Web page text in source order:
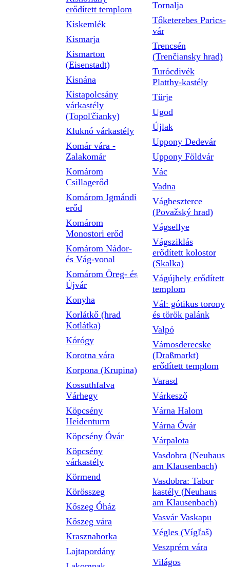
erődített templom
Kiskemlék
Kismarja
Kismarton
(Eisenstadt)
Kisnána
Kistapolcsány
várkastély
(Topol'čianky)
Kluknó várkastély
Komár vára -
Zalakomár
Komárom
Csillagerőd
Komárom Igmándi
erőd
Komárom
Monostori erőd
Komárom Nádor-
és Vág-vonal
Komárom Öreg- és
Újvár
Konyha
Korlátkő (hrad
Kotlátka)
Kórógy
Korotna vára
Korpona (Krupina)
Kossuthfalva
Várhegy
Köpcsény
Heidenturm
Köpcsény Óvár
Köpcsény
várkastély
Körmend
Körösszeg
Kőszeg Óház
Kőszeg vára
Krasznahorka
Lajtapordány
Tornalja
Tőketerebes Parics-
vár
Trencsén
(Trenčiansky hrad)
Turócdivék
Platthy-kastély
Türje
Ugod
Újlak
Uppony Dedevár
Uppony Földvár
Vác
Vadna
Vágbeszterce
(Považský hrad)
Vágsellye
Vágsziklás
erődített kolostor
(Skalka)
Vágújhely erődített
templom
Vál: gótikus torony
és török palánk
Valpó
Vámosderecske
(Draßmarkt)
erődített templom
Varasd
Várkesző
Várna Halom
Várna Óvár
Várpalota
Vasdobra (Neuhaus
am Klausenbach)
Vasdobra: Tabor
kastély (Neuhaus
am Klausenbach)
Vasvár Vaskapu
Végles (Vígľaš)
Veszprém vára
Világos